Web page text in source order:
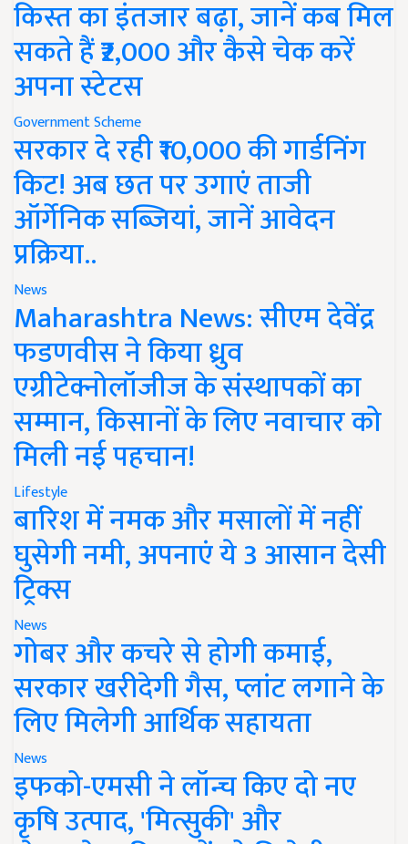
किस्त का इंतजार बढ़ा, जानें कब मिल
सकते हैं ₹2,000 और कैसे चेक करें
अपना स्टेटस
Government Scheme
सरकार दे रही ₹10,000 की गार्डनिंग
किट! अब छत पर उगाएं ताजी
ऑर्गेनिक सब्जियां, जानें आवेदन
प्रक्रिया..
News
Maharashtra News: सीएम देवेंद्र
फडणवीस ने किया ध्रुव
एग्रीटेक्नोलॉजीज के संस्थापकों का
सम्मान, किसानों के लिए नवाचार को
मिली नई पहचान!
Lifestyle
बारिश में नमक और मसालों में नहीं
घुसेगी नमी, अपनाएं ये 3 आसान देसी
ट्रिक्स
News
गोबर और कचरे से होगी कमाई,
सरकार खरीदेगी गैस, प्लांट लगाने के
लिए मिलेगी आर्थिक सहायता
News
इफको-एमसी ने लॉन्च किए दो नए
कृषि उत्पाद, 'मित्सुकी' और